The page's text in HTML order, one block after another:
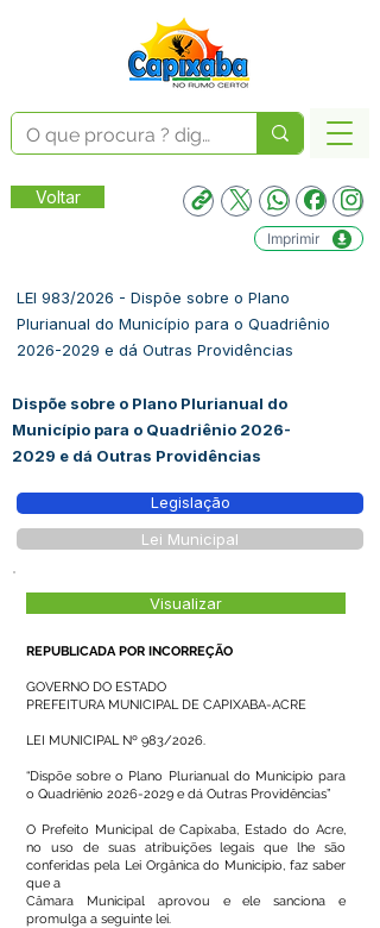
Voltar
Imprimir
LEI 983/2026 - Dispõe sobre o Plano
Plurianual do Município para o Quadriênio
2026-2029 e dá Outras Providências
Dispõe sobre o Plano Plurianual do
Município para o Quadriênio 2026-
2029 e dá Outras Providências
Legislação
Lei Municipal
Visualizar
REPUBLICADA POR INCORREÇÃO
GOVERNO DO ESTADO
PREFEITURA MUNICIPAL DE CAPIXABA-ACRE
LEI MUNICIPAL Nº 983/2026.
“Dispõe sobre o Plano Plurianual do Município para
o Quadriênio 2026-2029 e dá Outras Providências”
O Prefeito Municipal de Capixaba, Estado do Acre,
no uso de suas atribuições legais que lhe são
conferidas pela Lei Orgânica do Município, faz saber
que a
Câmara Municipal aprovou e ele sanciona e
promulga a seguinte lei.